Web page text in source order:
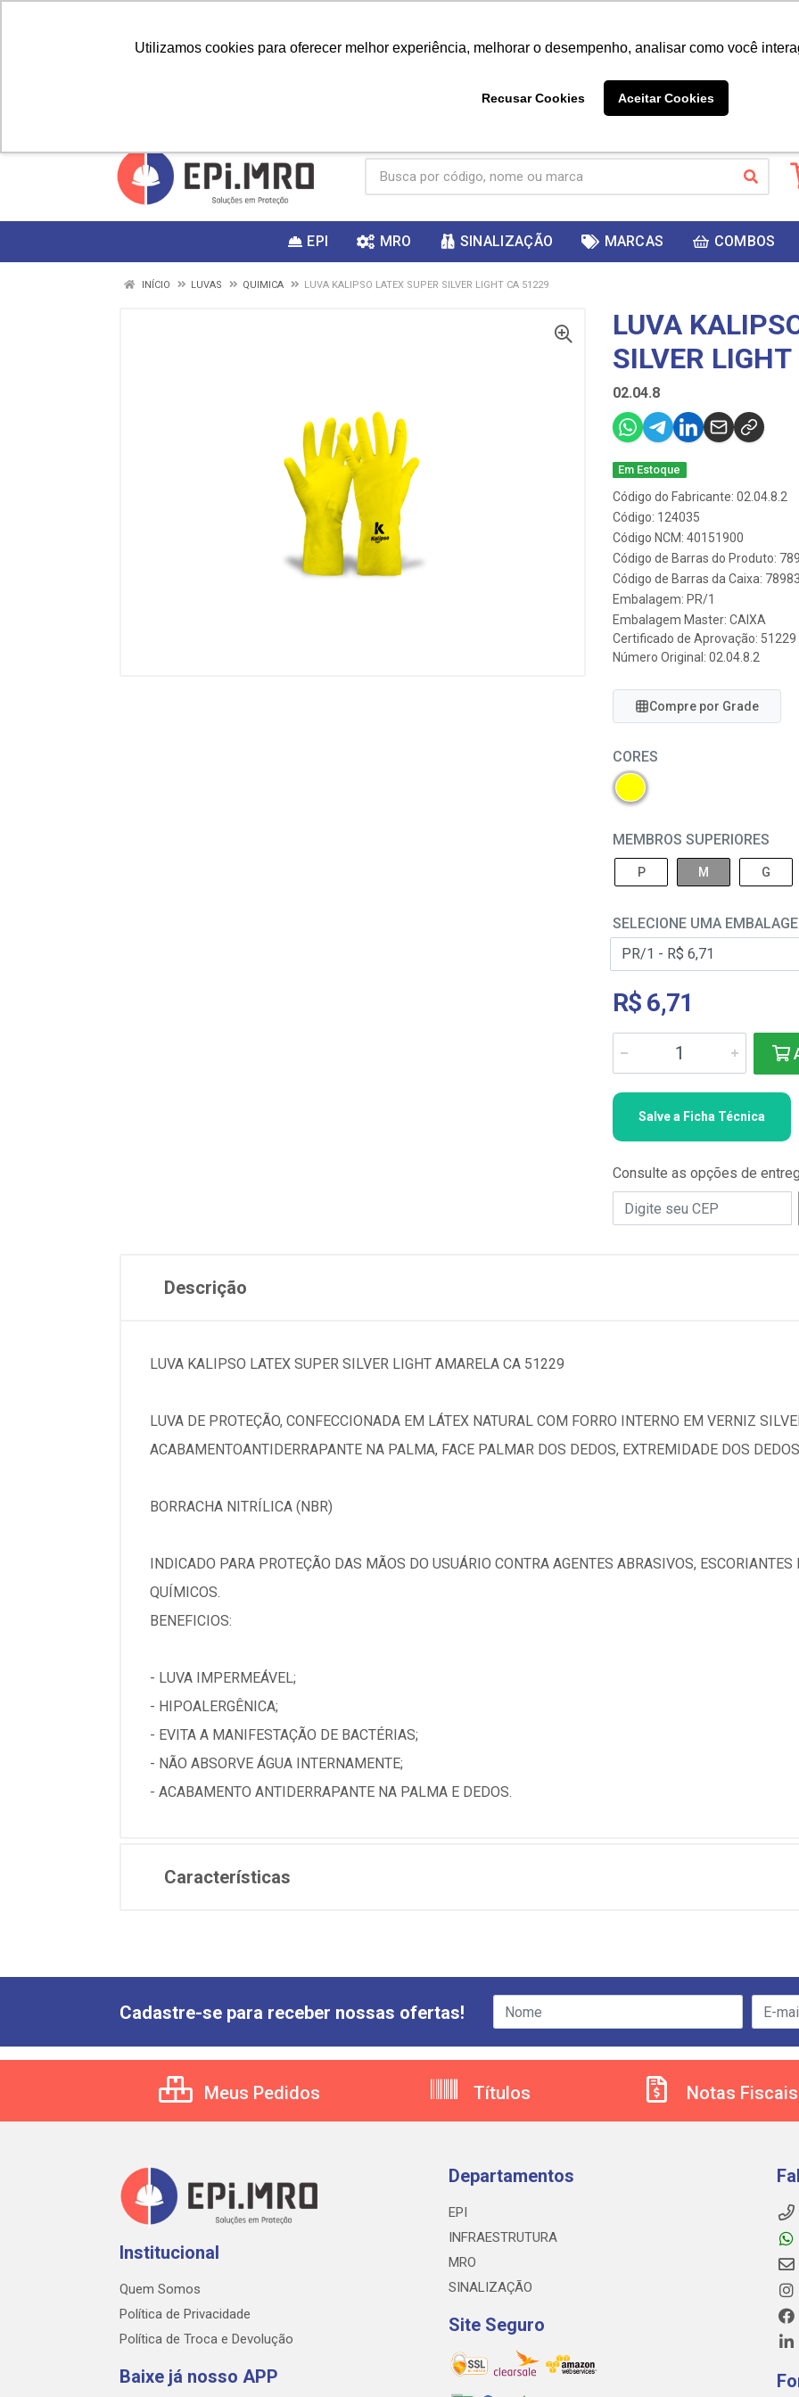
Utilizamos cookies para oferecer melhor experiência, melhorar o desempenho, analisar como você
Recusar Cookies Aceitar Cookies
ganhar
EPI MRO SINALIZAÇÃO MARCAS COMBOS
INÍCIO LUVAS QUIMICA LUVA KALIPSO LATEX SUPER SILVER LIGHT CA 51229
LUVA
SILVER
02.04.8
Em Estoque
Código do Fabricante: 02.04.8.2
Código: 124035
Código NCM: 40151900
Código de Barras do Produto:
Código de Barras da Caixa:
Embalagem: PR/1
Embalagem Master: CAIXA
Certificado de Aprovação: 51229
Número Original: 02.04.8.2
Compre por Grade
CORES
MEMBROS SUPERIORES
P M G
SELECIONE UMA
R$ 6,71
Salve a Ficha Técnica
Consulte as opções de
Descrição
LUVA KALIPSO LATEX SUPER SILVER LIGHT AMARELA CA 51229
LUVA DE PROTEÇÃO, CONFECCIONADA EM LÁTEX NATURAL COM FORRO INTERNO EM VERNIZ
ACABAMENTOANTIDERRAPANTE NA PALMA, FACE PALMAR DOS DEDOS, EXTREMIDADE DOS
BORRACHA NITRÍLICA (NBR)
INDICADO PARA PROTEÇÃO DAS MÃOS DO USUÁRIO CONTRA AGENTES ABRASIVOS, ESCORIANTES
QUÍMICOS.
BENEFICIOS:
- LUVA IMPERMEÁVEL;
- HIPOALERGÊNICA;
- EVITA A MANIFESTAÇÃO DE BACTÉRIAS;
- NÃO ABSORVE ÁGUA INTERNAMENTE;
- ACABAMENTO ANTIDERRAPANTE NA PALMA E DEDOS.
Características
Cadastre-se para receber nossas ofertas!
Meus Pedidos Títulos Notas Fiscais
Institucional
Quem Somos
Política de Privacidade
Política de Troca e Devolução
Baixe já nosso APP
Departamentos
EPI
INFRAESTRUTURA
MRO
SINALIZAÇÃO
Site Seguro